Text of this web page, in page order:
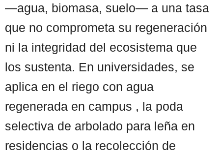
—agua, biomasa, suelo— a una tasa
que no comprometa su regeneración
ni la integridad del ecosistema que
los sustenta. En universidades, se
aplica en el riego con agua
regenerada en campus , la poda
selectiva de arbolado para leña en
residencias o la recolección de